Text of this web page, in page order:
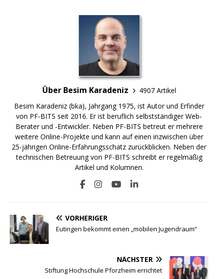
Über Besim Karadeniz
4907 Artikel
Besim Karadeniz (bka), Jahrgang 1975, ist Autor und Erfinder
von PF-BITS seit 2016. Er ist beruflich selbstständiger Web-
Berater und -Entwickler. Neben PF-BITS betreut er mehrere
weitere Online-Projekte und kann auf einen inzwischen über
25-jährigen Online-Erfahrungsschatz zurückblicken. Neben der
technischen Betreuung von PF-BITS schreibt er regelmäßig
Artikel und Kolumnen.
VORHERIGER
Eutingen bekommt einen „mobilen Jugendraum“
NÄCHSTER
Stiftung Hochschule Pforzheim errichtet